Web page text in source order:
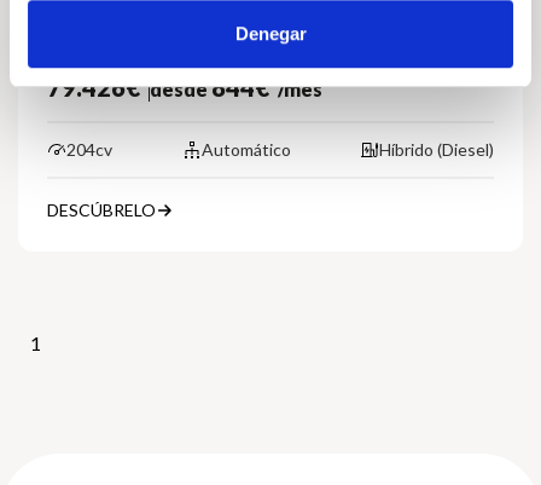
Denegar
79.426€*desde844€*/mes
204cv Automático Híbrido (Diesel)
DESCÚBRELO
1